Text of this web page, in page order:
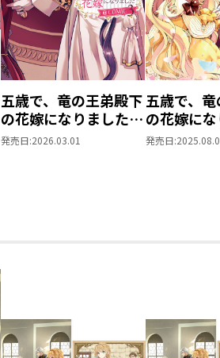
五歳で、竜の王弟殿下
の花嫁になりました
@COMIC 第3巻
発売日:2026.03.01
五歳で、
の花嫁に
@COMIC
発売日: